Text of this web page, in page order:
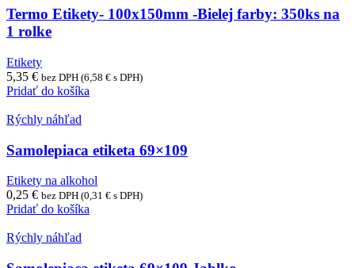
Termo Etikety- 100x150mm -Bielej farby: 350ks na
1 rolke
Etikety
5,35 € bez DPH (6,58 € s DPH)
Pridať do košíka
Rýchly náhľad
Samolepiaca etiketa 69×109
Etikety na alkohol
0,25 € bez DPH (0,31 € s DPH)
Pridať do košíka
Rýchly náhľad